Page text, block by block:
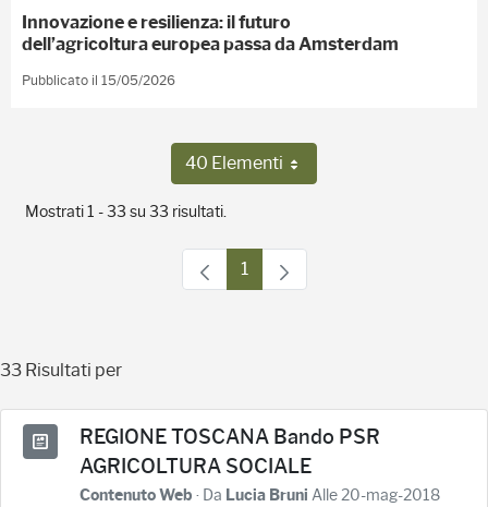
Innovazione e resilienza: il futuro
dell’agricoltura europea passa da Amsterdam
Pubblicato il 15/05/2026
40 ElementiPer pagina
Mostrati 1 - 33 su 33 risultati.
Pagina
1
33 Risultati per
REGIONE TOSCANA Bando PSR
AGRICOLTURA SOCIALE
Contenuto Web · Da Lucia Bruni Alle 20-mag-2018